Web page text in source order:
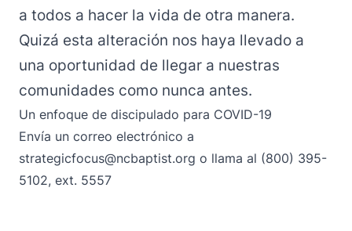
a todos a hacer la vida de otra manera.
Quizá esta alteración nos haya llevado a
una oportunidad de llegar a nuestras
comunidades como nunca antes.
Un enfoque de discipulado para COVID-19
Envía un correo electrónico a
strategicfocus@ncbaptist.org o llama al (800) 395-
5102, ext. 5557